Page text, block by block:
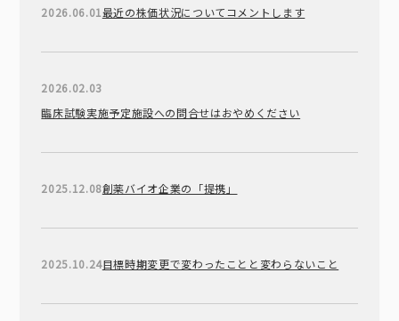
2026.06.01最近の株価状況についてコメントします
2026.02.03
臨床試験実施予定施設への問合せはおやめください
2025.12.08創薬バイオ企業の「提携」
2025.10.24目標時期変更で変わったことと変わらないこと